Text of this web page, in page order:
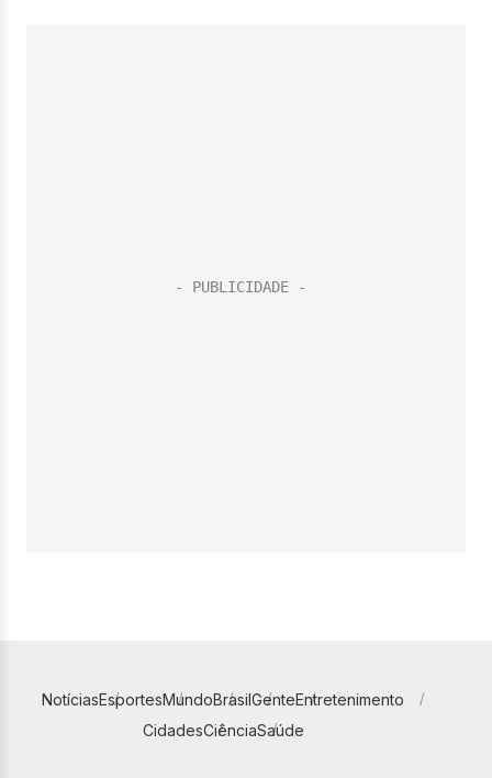
NotíciasEsportesMundoBrasilGenteEntretenimento
CidadesCiênciaSaúde